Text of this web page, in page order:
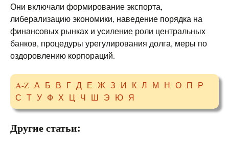
Они включали формирование экспорта,
либерализацию экономики, наведение порядка на
финансовых рынках и усиление роли центральных
банков, процедуры урегулирования долга, меры по
оздоровлению корпораций.
A-Z А Б В Г Д Е Ж З И К Л М Н О П Р
С Т У Ф Х Ц Ч Ш Э Ю Я
Другие статьи: